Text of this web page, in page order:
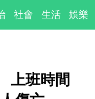
社會 生活 娛樂
上班時間